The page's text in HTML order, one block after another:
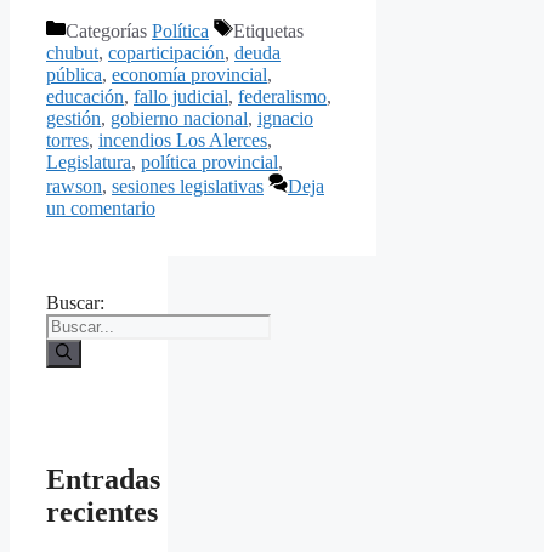
Categorías Política
Etiquetas
chubut, coparticipación, deuda
pública, economía provincial,
educación, fallo judicial, federalismo,
gestión, gobierno nacional, ignacio
torres, incendios Los Alerces,
Legislatura, política provincial,
rawson, sesiones legislativas
Deja
un comentario
Buscar:
Entradas
recientes